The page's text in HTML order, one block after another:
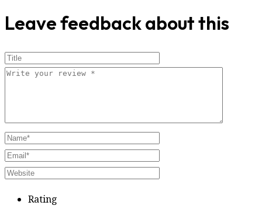
Leave feedback about this
Rating